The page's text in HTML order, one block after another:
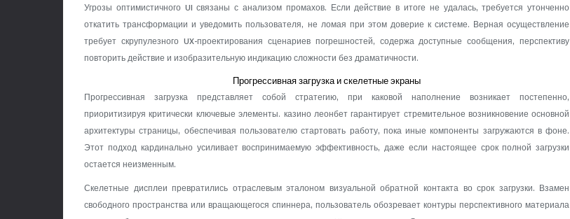
Угрозы оптимистичного UI связаны с анализом промахов. Если действие в итоге не удалась, требуется утонченно
откатить трансформации и уведомить пользователя, не ломая при этом доверие к системе. Верная осуществление
требует скрупулезного UX-проектирования сценариев погрешностей, содержа доступные сообщения, перспективу
повторить действие и изобразительную индикацию сложности без драматичности.
Прогрессивная загрузка и скелетные экраны
Прогрессивная загрузка представляет собой стратегию, при каковой наполнение возникает постепенно,
приоритизируя критически ключевые элементы. казино леонбет гарантирует стремительное возникновение основной
архитектуры страницы, обеспечивая пользователю стартовать работу, пока иные компоненты загружаются в фоне.
Этот подход кардинально усиливает воспринимаемую эффективность, даже если настоящее срок полной загрузки
остается неизменным.
Скелетные дисплеи превратились отраслевым эталоном визуальной обратной контакта во срок загрузки. Взамен
свободного пространства или вращающегося спиннера, пользователь обозревает контуры перспективного материала